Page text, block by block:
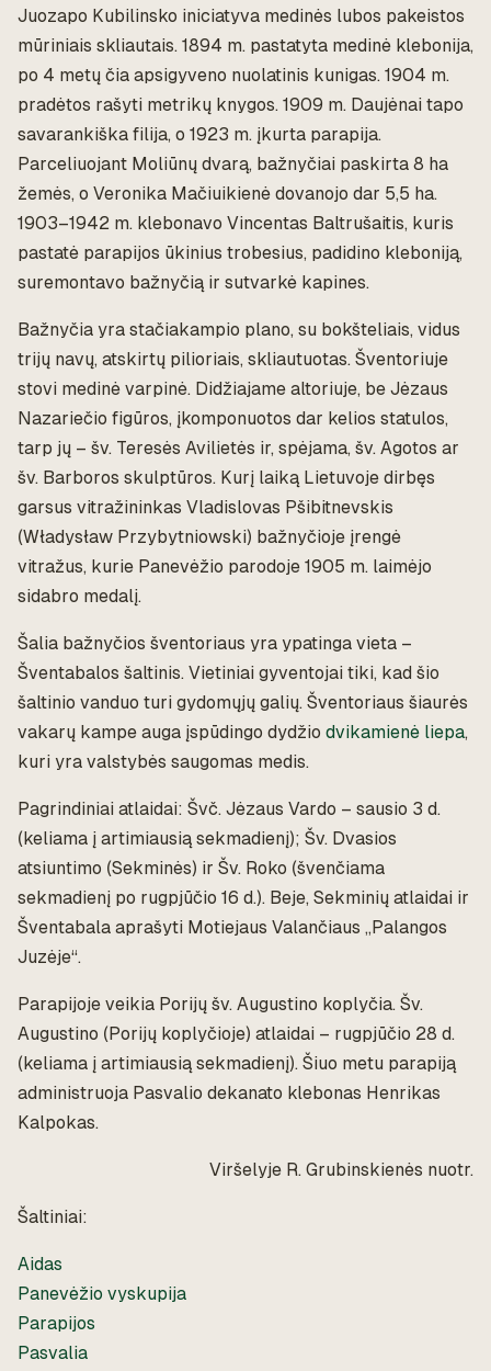
Juozapo Kubilinsko iniciatyva medinės lubos pakeistos
mūriniais skliautais. 1894 m. pastatyta medinė klebonija,
po 4 metų čia apsigyveno nuolatinis kunigas. 1904 m.
pradėtos rašyti metrikų knygos. 1909 m. Daujėnai tapo
savarankiška filija, o 1923 m. įkurta parapija.
Parceliuojant Moliūnų dvarą, bažnyčiai paskirta 8 ha
žemės, o Veronika Mačiuikienė dovanojo dar 5,5 ha.
1903–1942 m. klebonavo Vincentas Baltrušaitis, kuris
pastatė parapijos ūkinius trobesius, padidino kleboniją,
suremontavo bažnyčią ir sutvarkė kapines.
Bažnyčia yra stačiakampio plano, su bokšteliais, vidus
trijų navų, atskirtų pilioriais, skliautuotas. Šventoriuje
stovi medinė varpinė. Didžiajame altoriuje, be Jėzaus
Nazariečio figūros, įkomponuotos dar kelios statulos,
tarp jų – šv. Teresės Avilietės ir, spėjama, šv. Agotos ar
šv. Barboros skulptūros. Kurį laiką Lietuvoje dirbęs
garsus vitražininkas Vladislovas Pšibitnevskis
(Władysław Przybytniowski) bažnyčioje įrengė
vitražus, kurie Panevėžio parodoje 1905 m. laimėjo
sidabro medalį.
Šalia bažnyčios šventoriaus yra ypatinga vieta –
Šventabalos šaltinis. Vietiniai gyventojai tiki, kad šio
šaltinio vanduo turi gydomųjų galių. Šventoriaus šiaurės
vakarų kampe auga įspūdingo dydžio dvikamienė liepa,
kuri yra valstybės saugomas medis.
Pagrindiniai atlaidai: Švč. Jėzaus Vardo – sausio 3 d.
(keliama į artimiausią sekmadienį); Šv. Dvasios
atsiuntimo (Sekminės) ir Šv. Roko (švenčiama
sekmadienį po rugpjūčio 16 d.). Beje, Sekminių atlaidai ir
Šventabala aprašyti Motiejaus Valančiaus „Palangos
Juzėje“.
Parapijoje veikia Porijų šv. Augustino koplyčia. Šv.
Augustino (Porijų koplyčioje) atlaidai – rugpjūčio 28 d.
(keliama į artimiausią sekmadienį). Šiuo metu parapiją
administruoja Pasvalio dekanato klebonas Henrikas
Kalpokas.
Viršelyje R. Grubinskienės nuotr.
Šaltiniai:
Aidas
Panevėžio vyskupija
Parapijos
Pasvalia